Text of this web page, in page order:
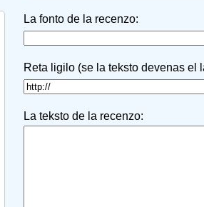
La fonto de la recenzo:
Reta ligilo (se la teksto devenas el
La teksto de la recenzo: